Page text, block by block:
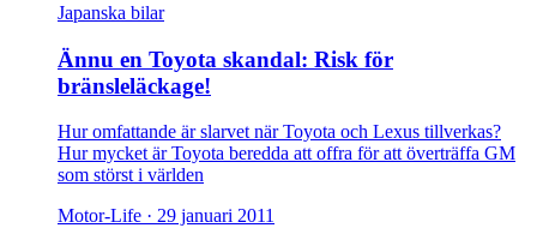
Japanska bilar
Ännu en Toyota skandal: Risk för
bränsleläckage!
Hur omfattande är slarvet när Toyota och Lexus tillverkas?
Hur mycket är Toyota beredda att offra för att överträffa GM
som störst i världen
Motor-Life · 29 januari 2011